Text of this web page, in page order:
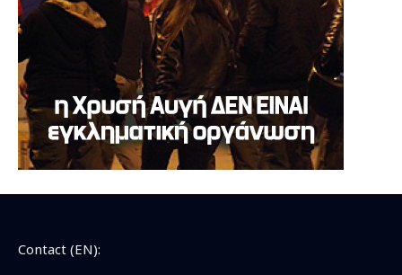
Contact (EN):